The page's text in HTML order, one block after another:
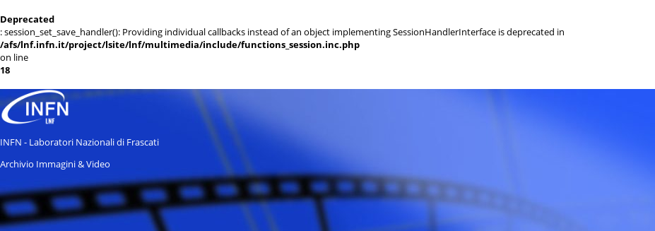
Deprecated
: session_set_save_handler(): Providing individual callbacks instead of an object implementing SessionHandlerInterface is deprecated in
/afs/lnf.infn.it/project/lsite/lnf/multimedia/include/functions_session.inc.php
on line
18
INFN - Laboratori Nazionali di Frascati
Archivio Immagini & Video